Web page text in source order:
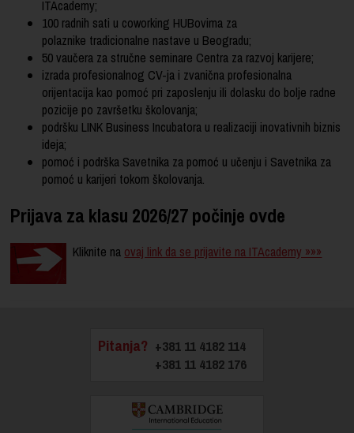
ITAcademy;
100 radnih sati u coworking HUBovima za
polaznike tradicionalne nastave u Beogradu;
50 vaučera za stručne seminare Centra za razvoj karijere;
izrada profesionalnog CV-ja i zvanična profesionalna
orijentacija kao pomoć pri zaposlenju ili dolasku do bolje radne
pozicije po završetku školovanja;
podršku LINK Business Incubatora u realizaciji inovativnih biznis
ideja;
pomoć i podrška Savetnika za pomoć u učenju i Savetnika za
pomoć u karijeri tokom školovanja.
Prijava za klasu 2026/27 počinje ovde
Kliknite na ovaj link da se prijavite na ITAcademy »»»
Pitanja? +381 11 4182 114
+381 11 4182 176